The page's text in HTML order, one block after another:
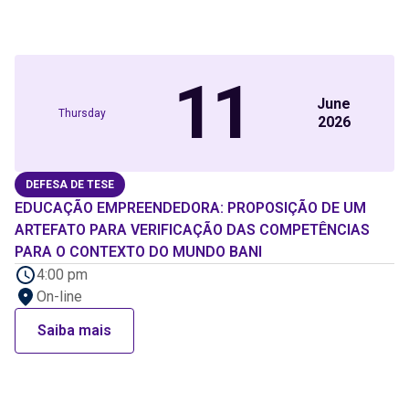
Thursday 11
June
2026
DEFESA DE TESE
EDUCAÇÃO EMPREENDEDORA: PROPOSIÇÃO DE UM
ARTEFATO PARA VERIFICAÇÃO DAS COMPETÊNCIAS
PARA O CONTEXTO DO MUNDO BANI
4:00 pm
On-line
Saiba mais